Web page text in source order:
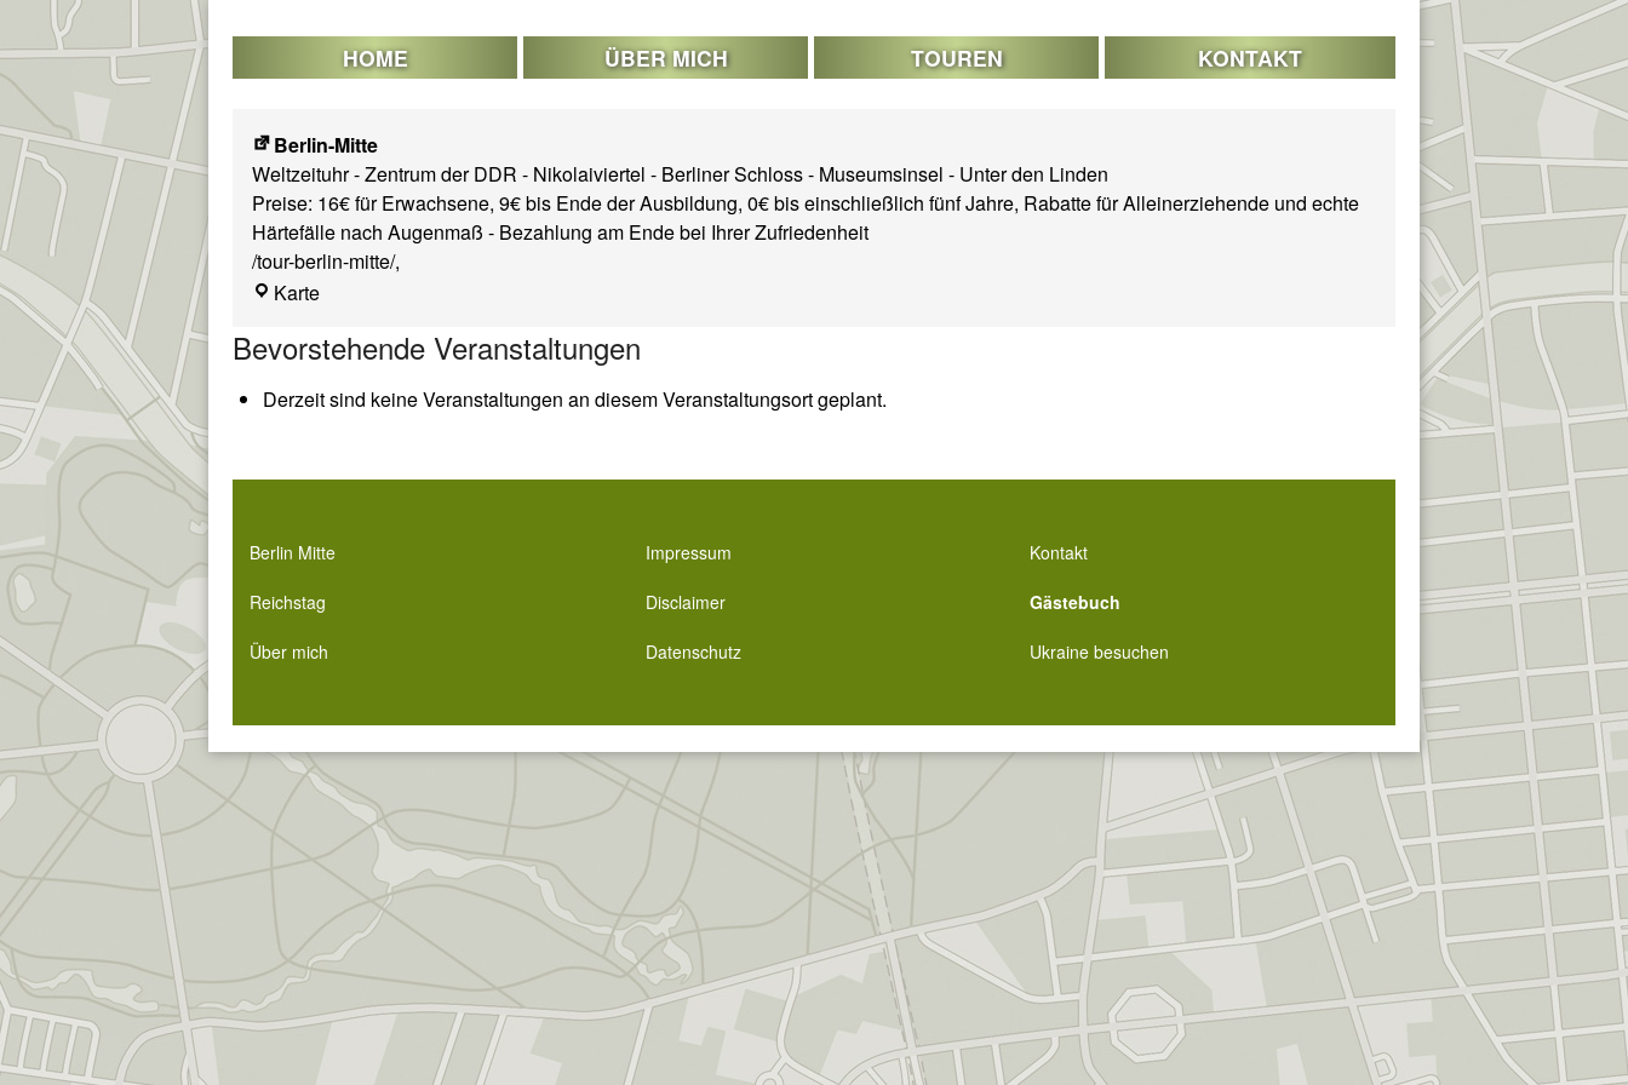
to
content
HOME ÜBER MICH TOUREN KONTAKT
Berlin-Mitte
Weltzeituhr - Zentrum der DDR - Nikolaiviertel - Berliner Schloss - Museumsinsel - Unter den Linden
Preise: 16€ für Erwachsene, 9€ bis Ende der Ausbildung, 0€ bis einschließlich fünf Jahre, Rabatte für Alleinerziehende und echte
Härtefälle nach Augenmaß - Bezahlung am Ende bei Ihrer Zufriedenheit
/tour-berlin-mitte/,
KarteBerlin-
Bevorstehende Veranstaltungen
Derzeit sind keine Veranstaltungen an diesem Veranstaltungsort geplant.
Berlin Mitte
Reichstag
Über mich
Impressum
Disclaimer
Datenschutz
Kontakt
Gästebuch
Ukraine besuchen